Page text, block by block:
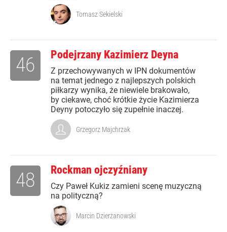
Tomasz Sekielski
Podejrzany Kazimierz Deyna
Z przechowywanych w IPN dokumentów
na temat jednego z najlepszych polskich
piłkarzy wynika, że niewiele brakowało,
by ciekawe, choć krótkie życie Kazimierza
Deyny potoczyło się zupełnie inaczej.
46
Grzegorz Majchrzak
Rockman ojczyźniany
Czy Paweł Kukiz zamieni scenę muzyczną
na polityczną?
48
Marcin Dzierżanowski